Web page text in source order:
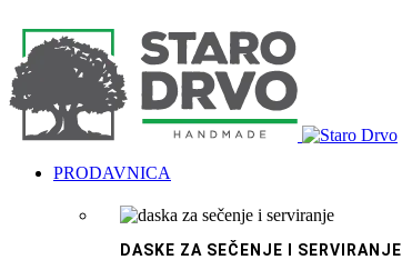
PRODAVNICA
DASKE ZA SEČENJE I SERVIRANJE